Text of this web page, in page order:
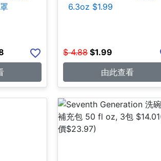
6.3oz $1.99
$ 4.88 $1.99
由此查看